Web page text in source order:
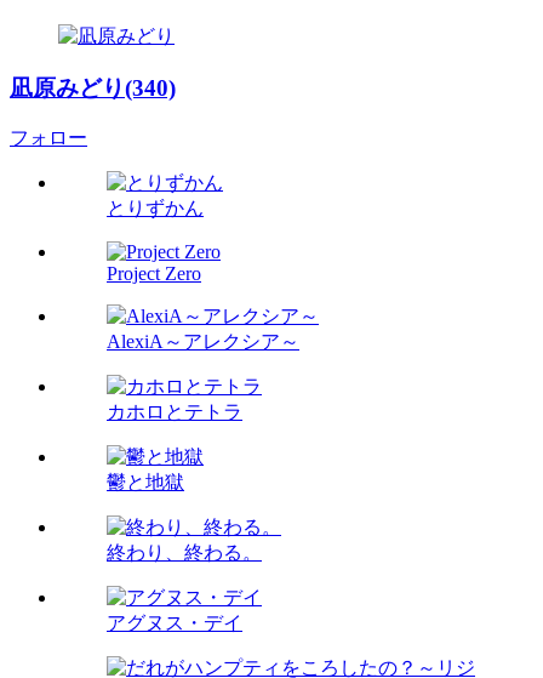
凪原みどり(340)
フォロー
とりずかん
Project Zero
AlexiA～アレクシア～
カホロとテトラ
鬱と地獄
終わり、終わる。
アグヌス・デイ